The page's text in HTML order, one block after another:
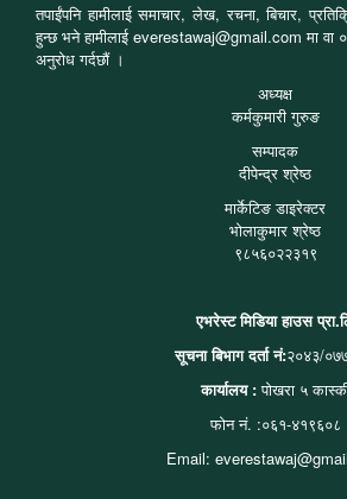
तपाईंपनि हामीलाई समाचार, लेख, रचना, बिचार,
हुन्छ भने हामीलाई everestawaj@gmail.com मा वा
अनुरोध गर्दछौं ।
अध्यक्ष
कर्मकुमारी गुरुङ
सम्पादक
दीपेन्द्र श्रेष्ठ
मार्केटिङ डाइरेक्टर
भोलाकुमार श्रेष्ठ
९८५६०२२३१९
एभरेस्ट मिडिया हाउस
सूचना बिभाग दर्ता नं:२०४३/
कार्यालय :पोखरा ५
फोन नं. :०६१-४१९६०८
Email: